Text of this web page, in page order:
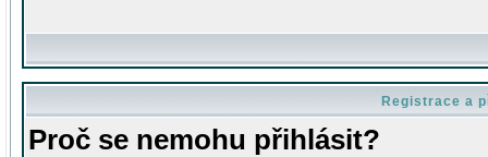
Registrace a
Proč se nemohu přihlásit?